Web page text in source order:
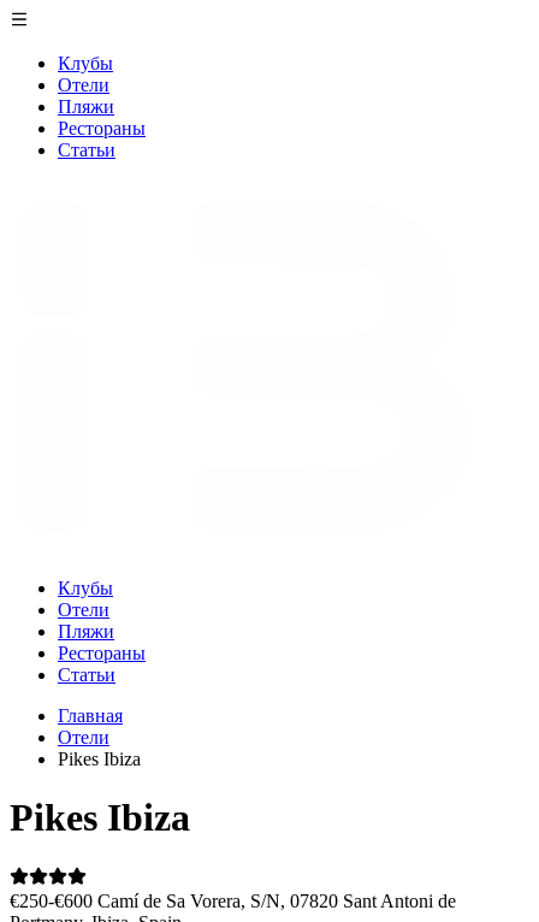
Клубы
Отели
Пляжи
Рестораны
Статьи
Клубы
Отели
Пляжи
Рестораны
Статьи
Главная
Отели
Pikes Ibiza
Pikes Ibiza
€250-€600 Camí de Sa Vorera, S/N, 07820 Sant Antoni de